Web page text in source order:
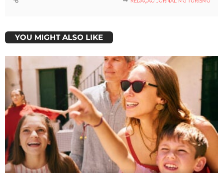
YOU MIGHT ALSO LIKE